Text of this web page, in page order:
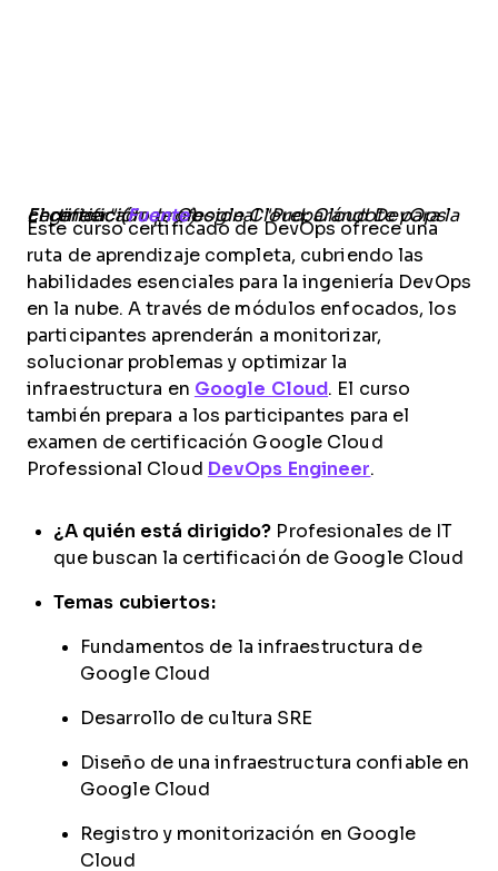
El certificado profesional "Preparándote para la certificación de Google Cloud: Cloud DevOps Engineer" (Fuente)
Este curso certificado de DevOps ofrece una
ruta de aprendizaje completa, cubriendo las
habilidades esenciales para la ingeniería DevOps
en la nube. A través de módulos enfocados, los
participantes aprenderán a monitorizar,
solucionar problemas y optimizar la
infraestructura en Google Cloud. El curso
también prepara a los participantes para el
examen de certificación Google Cloud
Professional Cloud DevOps Engineer.
¿A quién está dirigido? Profesionales de IT
que buscan la certificación de Google Cloud
Temas cubiertos:
Fundamentos de la infraestructura de
Google Cloud
Desarrollo de cultura SRE
Diseño de una infraestructura confiable en
Google Cloud
Registro y monitorización en Google
Cloud